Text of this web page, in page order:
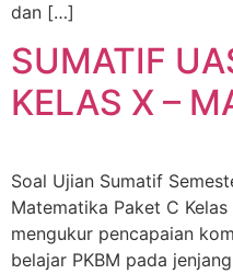
dan […]
SUMATIF
KELAS X –
Soal Ujian Sumatif
Matematika Paket C
mengukur pencapaian
belajar PKBM pada